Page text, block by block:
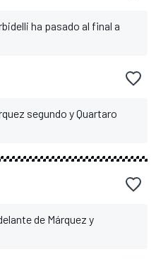
ha pasado al final a
segundo y Quartaro
de Márquez y